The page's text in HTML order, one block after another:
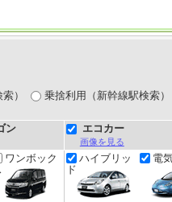
） 乗捨利用（新幹線駅検索）
ン エコカー
画像を見る
ワンボック
ハイブリッ
ド
電